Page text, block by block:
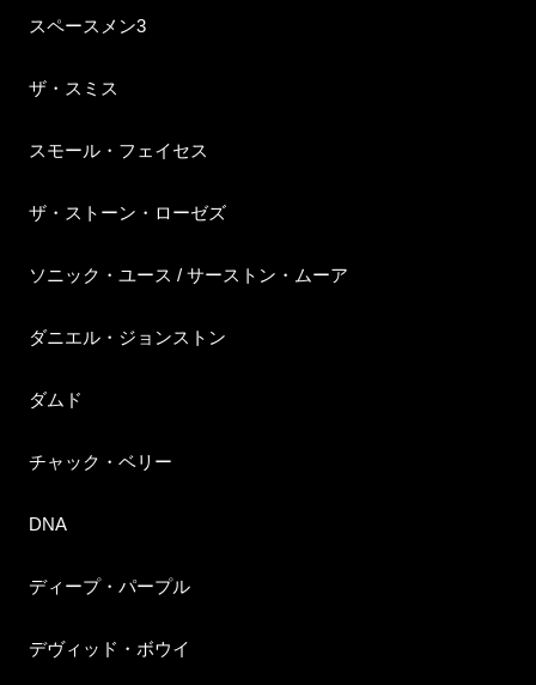
スペースメン3
ザ・スミス
スモール・フェイセス
ザ・ストーン・ローゼズ
ソニック・ユース / サーストン・ムーア
ダニエル・ジョンストン
ダムド
チャック・ベリー
DNA
ディープ・パープル
デヴィッド・ボウイ